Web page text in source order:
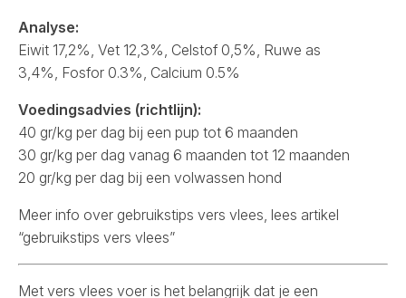
Analyse:
Eiwit 17,2%, Vet 12,3%, Celstof 0,5%, Ruwe as
3,4%, Fosfor 0.3%, Calcium 0.5%
Voedingsadvies (richtlijn):
40 gr/kg per dag bij een pup tot 6 maanden
30 gr/kg per dag vanag 6 maanden tot 12 maanden
20 gr/kg per dag bij een volwassen hond
Meer info over gebruikstips vers vlees, lees artikel
“gebruikstips vers vlees”
Met vers vlees voer is het belangrijk dat je een